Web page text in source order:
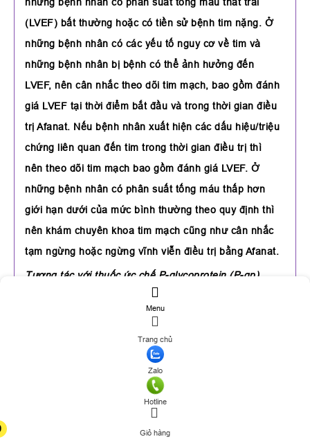
(LVEF) bất thường hoặc có tiền sử bệnh tim nặng. Ở
những bệnh nhân có các yếu tố nguy cơ về tim và
những bệnh nhân bị bệnh có thể ảnh hưởng đến
LVEF, nên cân nhắc theo dõi tim mạch, bao gồm đánh
giá LVEF tại thời điểm bắt đầu và trong thời gian điều
trị Afanat. Nếu bệnh nhân xuất hiện các dấu hiệu/triệu
chứng liên quan đến tim trong thời gian điều trị thì
nên theo dõi tim mạch bao gồm đánh giá LVEF. Ở
những bệnh nhân có phân suất tống máu thấp hơn
giới hạn dưới của mức bình thường theo quy định thì
nên khám chuyên khoa tim mạch cũng như cân nhắc
tạm ngừng hoặc ngừng vĩnh viễn điều trị bằng Afanat.
Tương tác với thuốc ức chế P-glycoprotein (P-gp)
Sử dụng thuốc ức chế mạnh P-gp trước khi dùng
Afanat có thể gây tăng nồng độ theo thời gian của
afatinib và do đó nên sử dụng thuốc thận trọng. Nếu
cần dùng thuốc ức chế P-gp thì nên sử dụng cùng lúc
hoặc sau Afanat. Điều trị đồng thời với các thuốc cảm
ứng mạnh P-gp có thể làm giảm nồng độ theo thời
Menu
Trang chủ
Zalo
Hotline
Giỏ hàng